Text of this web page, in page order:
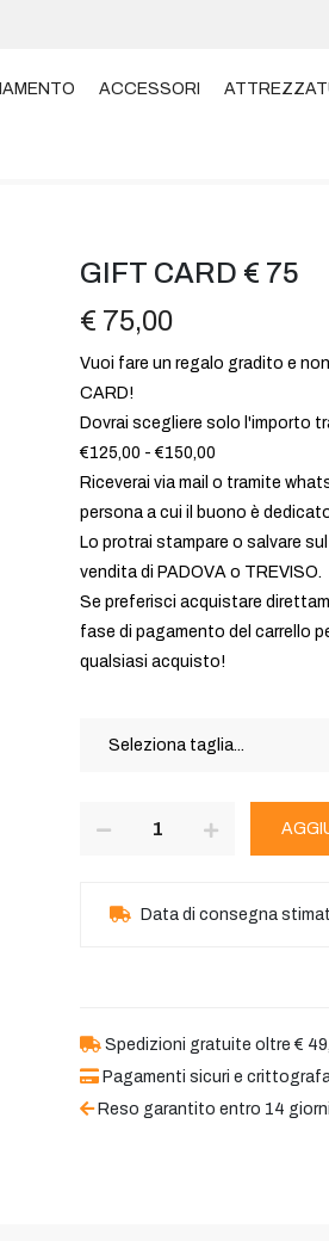
ACCESSORI
GIFT CARD € 75
€ 75,00
Vuoi fare un regalo gradito e
CARD!
Dovrai scegliere solo l'importo
€125,00 - €150,00
Riceverai via mail o tramite
persona a cui il buono è
Lo protrai stampare o salvare
vendita di PADOVA o TREVISO.
Se preferisci acquistare
fase di pagamento del carrello
qualsiasi acquisto!
Data di consegna
Spedizioni gratuite oltre €
Pagamenti sicuri e
Reso garantito entro 14